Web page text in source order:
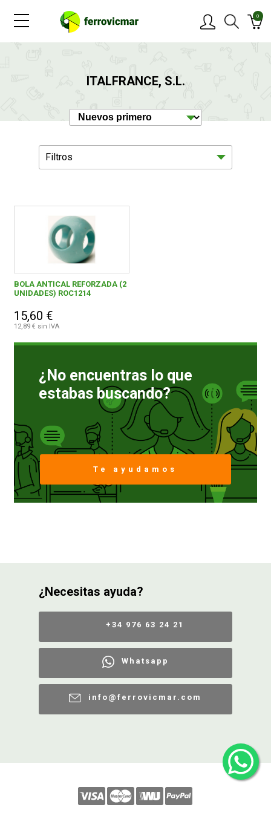
0
ITALFRANCE, S.L.
Filtros
Droguería
10,00 € y superior
ITALFRANCE, S.L.
BOLA ANTICAL REFORZADA (2
UNIDADES) ROC1214
15,60 €
12,89 € sin IVA
¿No encuentras lo que
estabas buscando?
Te ayudamos
¿Necesitas ayuda?
+34 976 63 24 21
Whatsapp
info@ferrovicmar.com
OFERTAS
NOVEDADES
BLOG
CONTACTAR
CATÁLOGOS
GUÍAS
DEVOLUCIONES